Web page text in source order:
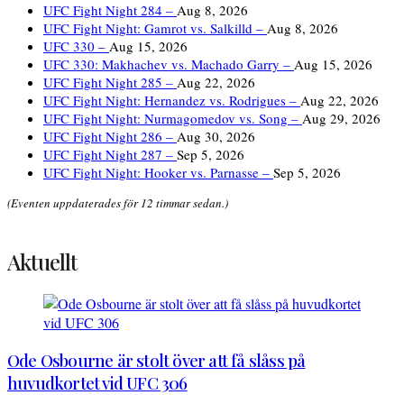
UFC Fight Night 284 – Aug 8, 2026
UFC Fight Night: Gamrot vs. Salkilld – Aug 8, 2026
UFC 330 – Aug 15, 2026
UFC 330: Makhachev vs. Machado Garry – Aug 15, 2026
UFC Fight Night 285 – Aug 22, 2026
UFC Fight Night: Hernandez vs. Rodrigues – Aug 22, 2026
UFC Fight Night: Nurmagomedov vs. Song – Aug 29, 2026
UFC Fight Night 286 – Aug 30, 2026
UFC Fight Night 287 – Sep 5, 2026
UFC Fight Night: Hooker vs. Parnasse – Sep 5, 2026
(Eventen uppdaterades för 12 timmar sedan.)
Aktuellt
Ode Osbourne är stolt över att få slåss på
huvudkortet vid UFC 306